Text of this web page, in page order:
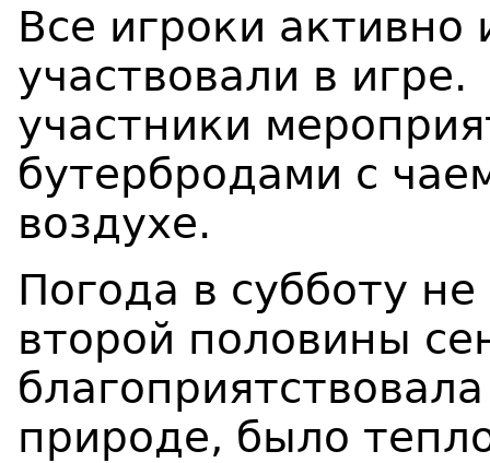
Все игроки
участвовали в
участники
бутербродами с
воздухе.
Погода в субботу
второй половины
природе, было